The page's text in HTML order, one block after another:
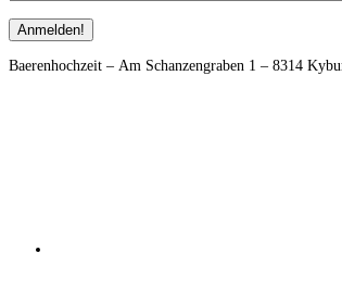
Footer
Baerenhochzeit – Am Schanzengraben 1 – 8314